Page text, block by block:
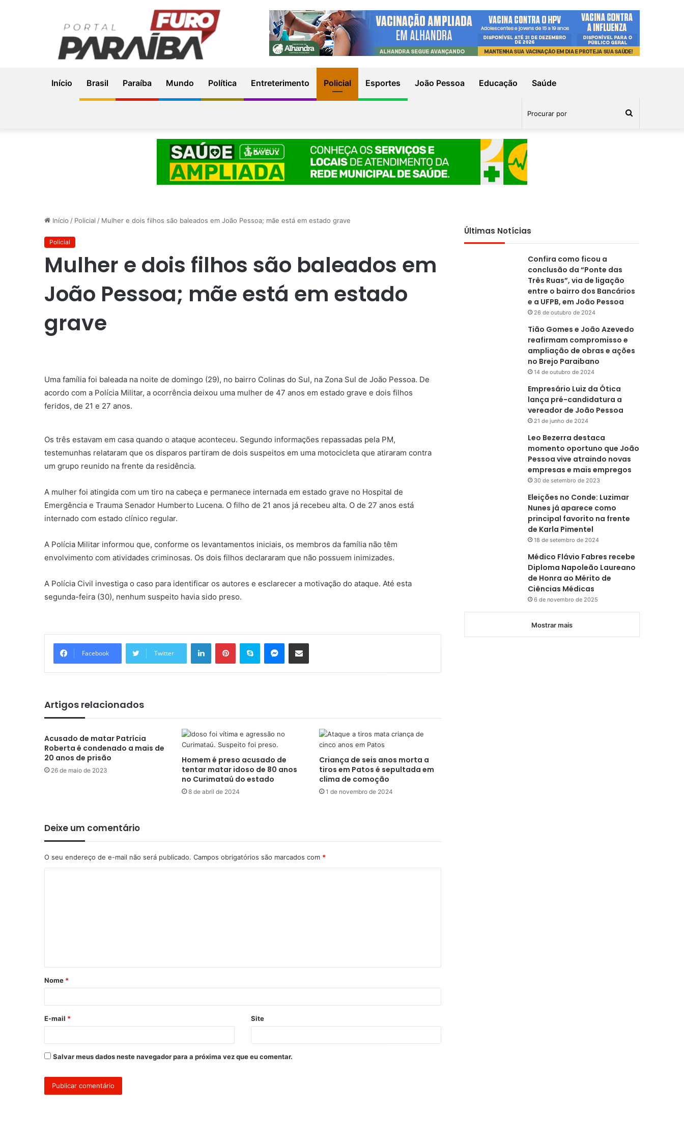
Início Brasil Paraíba Mundo Política Entreterimento Policial Esportes João Pessoa Educação Saúde
Início / Policial / Mulher e dois filhos são baleados em João Pessoa; mãe está em estado grave
Policial
Mulher e dois filhos são baleados em
João Pessoa; mãe está em estado
grave
Uma família foi baleada na noite de domingo (29), no bairro Colinas do Sul, na Zona Sul de João Pessoa. De
acordo com a Polícia Militar, a ocorrência deixou uma mulher de 47 anos em estado grave e dois filhos
feridos, de 21 e 27 anos.
Os três estavam em casa quando o ataque aconteceu. Segundo informações repassadas pela PM,
testemunhas relataram que os disparos partiram de dois suspeitos em uma motocicleta que atiraram contra
um grupo reunido na frente da residência.
A mulher foi atingida com um tiro na cabeça e permanece internada em estado grave no Hospital de
Emergência e Trauma Senador Humberto Lucena. O filho de 21 anos já recebeu alta. O de 27 anos está
internado com estado clínico regular.
A Polícia Militar informou que, conforme os levantamentos iniciais, os membros da família não têm
envolvimento com atividades criminosas. Os dois filhos declararam que não possuem inimizades.
A Polícia Civil investiga o caso para identificar os autores e esclarecer a motivação do ataque. Até esta
segunda-feira (30), nenhum suspeito havia sido preso.
Facebook Twitter
Artigos relacionados
Acusado de matar Patrícia
Roberta é condenado a mais de
20 anos de prisão
26 de maio de 2023
Homem é preso acusado de
tentar matar idoso de 80 anos
no Curimataú do estado
8 de abril de 2024
Criança de seis anos morta a
tiros em Patos é sepultada em
clima de comoção
1 de novembro de 2024
Deixe um comentário
O seu endereço de e-mail não será publicado. Campos obrigatórios são marcados com *
á
r
*
Nome *
E-mail * Site
Salvar meus dados neste navegador para a próxima vez que eu comentar.
Últimas Notícias
Confira como ficou a
conclusão da “Ponte das
Três Ruas”, via de ligação
entre o bairro dos Bancários
e a UFPB, em João Pessoa
26 de outubro de 2024
Tião Gomes e João Azevedo
reafirmam compromisso e
ampliação de obras e ações
no Brejo Paraibano
14 de outubro de 2024
Empresário Luiz da Ótica
lança pré-candidatura a
vereador de João Pessoa
21 de junho de 2024
Leo Bezerra destaca
momento oportuno que João
Pessoa vive atraindo novas
empresas e mais empregos
30 de setembro de 2023
Eleições no Conde: Luzimar
Nunes já aparece como
principal favorito na frente
de Karla Pimentel
18 de setembro de 2024
Médico Flávio Fabres recebe
Diploma Napoleão Laureano
de Honra ao Mérito de
Ciências Médicas
6 de novembro de 2025
Mostrar mais